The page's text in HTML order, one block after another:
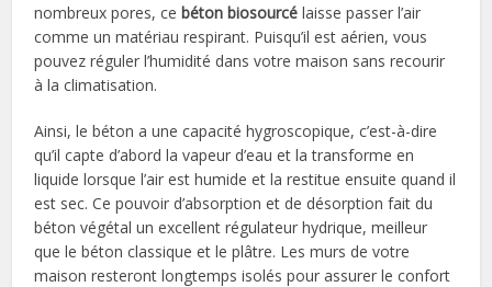
nombreux pores, cebéton biosourcé laisse passer l’air
comme un matériau respirant. Puisqu’il est aérien, vous
pouvez réguler l’humidité dans votre maison sans recourir
à la climatisation.
Ainsi, le béton a une capacité hygroscopique, c’est-à-dire
qu’il capte d’abord la vapeur d’eau et la transforme en
liquide lorsque l’air est humide et la restitue ensuite quand il
est sec. Ce pouvoir d’absorption et de désorption fait du
béton végétal un excellent régulateur hydrique, meilleur
que le béton classique et le plâtre. Les murs de votre
maison resteront longtemps isolés pour assurer le confort